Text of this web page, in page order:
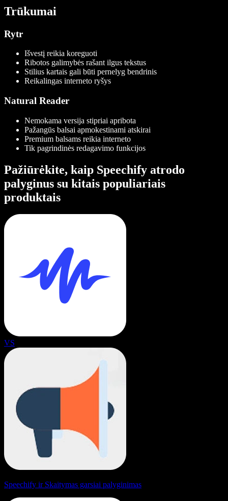
Trūkumai
Rytr
Išvestį reikia koreguoti
Ribotos galimybės rašant ilgus tekstus
Stilius kartais gali būti pernelyg bendrinis
Reikalingas interneto ryšys
Natural Reader
Nemokama versija stipriai apribota
Pažangūs balsai apmokestinami atskirai
Premium balsams reikia interneto
Tik pagrindinės redagavimo funkcijos
Pažiūrėkite, kaip Speechify atrodo
palyginus su kitais populiariais
produktais
VS
Speechify ir Skaitymas garsiai palyginimas